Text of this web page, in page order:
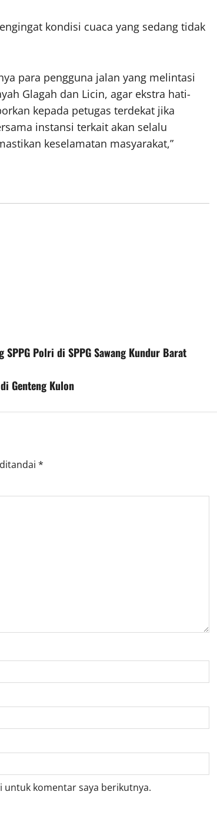
kondisi cuaca yang sedang tidak
para pengguna jalan yang melintasi
Glagah dan Licin, agar ekstra hati-
kepada petugas terdekat jika
instansi terkait akan selalu
keselamatan masyarakat,”
Polri di SPPG Sawang Kundur Barat
Genteng Kulon
*
untuk komentar saya berikutnya.